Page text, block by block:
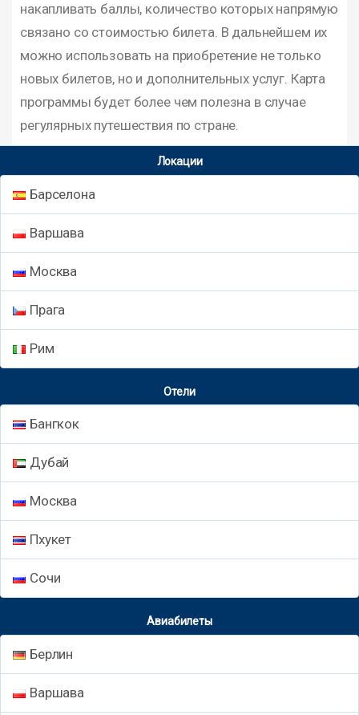
накапливать баллы, количество которых напрямую
связано со стоимостью билета. В дальнейшем их
можно использовать на приобретение не только
новых билетов, но и дополнительных услуг. Карта
программы будет более чем полезна в случае
регулярных путешествия по стране.
Локации
Барселона
Варшава
Москва
Прага
Рим
Отели
Бангкок
Дубай
Москва
Пхукет
Сочи
Авиабилеты
Берлин
Варшава